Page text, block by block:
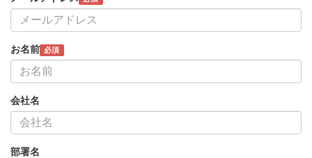
お名前 必須
会社名
部署名